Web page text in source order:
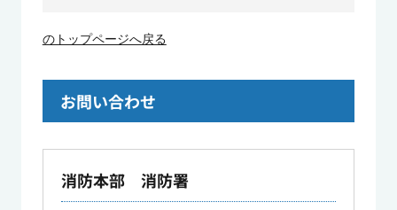
のトップページへ戻る
お問い合わせ
消防本部 消防署